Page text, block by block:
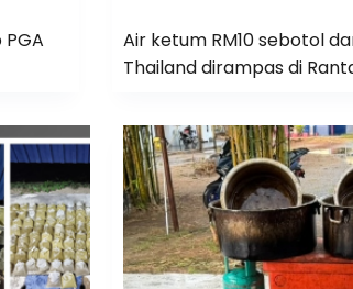
Air ketum RM10 sebotol
Thailand dirampas di